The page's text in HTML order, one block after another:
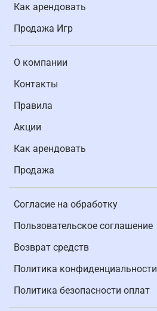
Как арендовать
Продажа Игр
О компании
Контакты
Правила
Акции
Как арендовать
Продажа
Согласие на обработку
Пользовательское соглашение
Возврат средств
Политика конфиденциальности
Политика безопасности оплат